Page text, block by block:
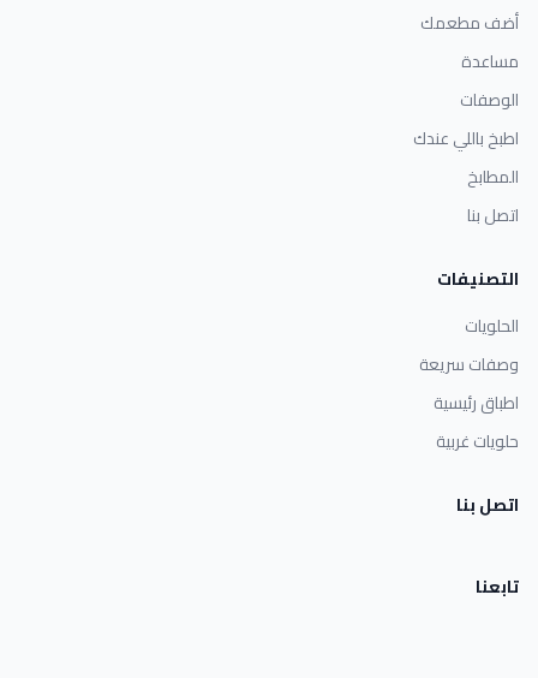
أضف مطعمك
مساعدة
الوصفات
اطبخ باللي عندك
المطابخ
اتصل بنا
التصنيفات
الحلويات
وصفات سريعة
اطباق رئيسية
حلويات غربية
اتصل بنا
تابعنا